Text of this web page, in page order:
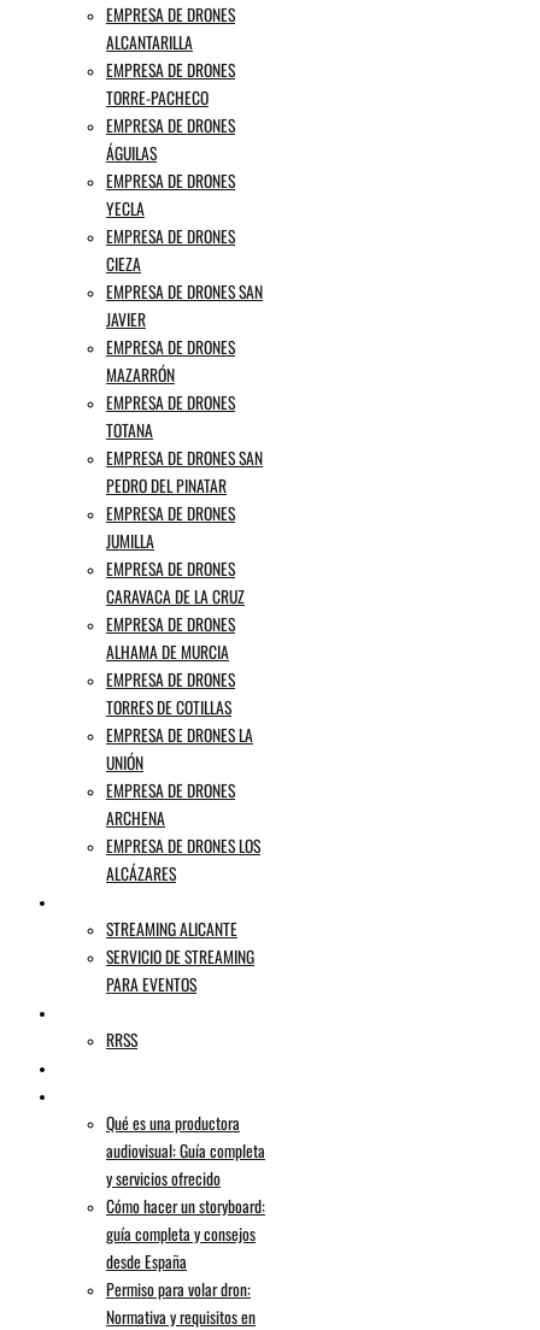
EMPRESA DE DRONES
ALCANTARILLA
EMPRESA DE DRONES
TORRE-PACHECO
EMPRESA DE DRONES
ÁGUILAS
EMPRESA DE DRONES
YECLA
EMPRESA DE DRONES
CIEZA
EMPRESA DE DRONES SAN
JAVIER
EMPRESA DE DRONES
MAZARRÓN
EMPRESA DE DRONES
TOTANA
EMPRESA DE DRONES SAN
PEDRO DEL PINATAR
EMPRESA DE DRONES
JUMILLA
EMPRESA DE DRONES
CARAVACA DE LA CRUZ
EMPRESA DE DRONES
ALHAMA DE MURCIA
EMPRESA DE DRONES
TORRES DE COTILLAS
EMPRESA DE DRONES LA
UNIÓN
EMPRESA DE DRONES
ARCHENA
EMPRESA DE DRONES LOS
ALCÁZARES
STREAMING ALICANTE
SERVICIO DE STREAMING
PARA EVENTOS
RRSS
Qué es una productora
audiovisual: Guía completa
y servicios ofrecido
Cómo hacer un storyboard:
guía completa y consejos
desde España
Permiso para volar dron:
Normativa y requisitos en